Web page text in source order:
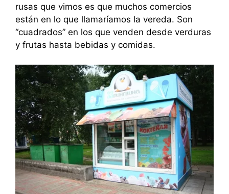
rusas que vimos es que muchos comercios
están en lo que llamaríamos la vereda. Son
“cuadrados” en los que venden desde verduras
y frutas hasta bebidas y comidas.